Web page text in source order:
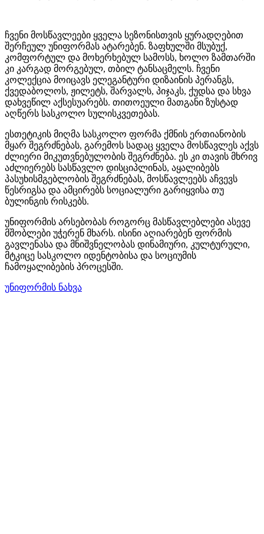
ჩვენი მოსწავლეები ყველა სეზონისთვის ყურადღებით
შერჩეულ უნიფორმას ატარებენ. ზაფხულში მსუბუქ,
კომფორტულ და მოხერხებულ სამოსს, ხოლო ზამთარში
კი კარგად მორგებულ, თბილ ტანსაცმელს. ჩვენი
კოლექცია მოიცავს ელეგანტური დიზაინის პერანგს,
ქვედაბოლოს, ჟილეტს, შარვალს, პიჯაკს, ქუდსა და სხვა
დახვეწილ აქსესუარებს. თითოეული მათგანი ზუსტად
აღწერს სასკოლო სულისკვეთებას.
ესთეტიკის მიღმა სასკოლო ფორმა ქმნის ერთიანობის
მყარ შეგრძნებას, გარემოს სადაც ყველა მოსწავლეს აქვს
ძლიერი მიკუთვნებულობის შეგრძნება. ეს კი თავის მხრივ
აძლიერებს სასწავლო დისციპლინას, აყალიბებს
პასუხისმგებლობის შეგრძნებას, მოსწავლეებს აჩვევს
წესრიგსა და ამცირებს სოციალური გარიყვისა თუ
ბულინგის რისკებს.
უნიფორმის არსებობას როგორც მასწავლებლები ასევე
მშობლები უჭერენ მხარს. ისინი აღიარებენ ფორმის
გავლენასა და მნიშვნელობას დინამიური, კულტურული,
მტკიცე სასკოლო იდენტობისა და სოციუმის
ჩამოყალიბების პროცესში.
უნიფორმის ნახვა